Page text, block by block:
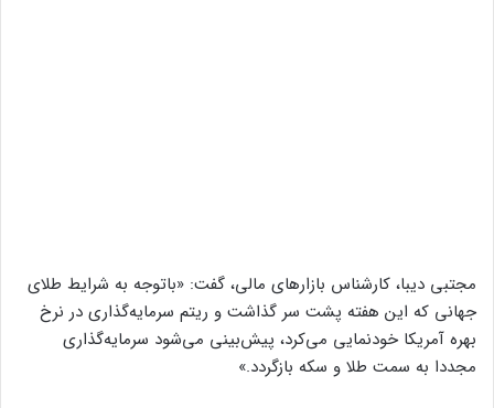
مجتبی دیبا، کارشناس بازارهای مالی، گفت: «باتوجه به شرایط طلای
جهانی که این هفته پشت سر گذاشت و ریتم سرمایه‌گذاری در نرخ
بهره آمریکا خودنمایی می‌کرد، پیش‌بینی می‌شود سرمایه‌گذاری
مجددا به سمت طلا و سکه بازگردد.»